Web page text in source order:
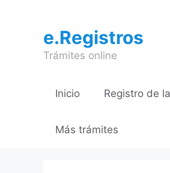
contenidoe.Registros
Trámites online
Inicio Registro de
Más trámites